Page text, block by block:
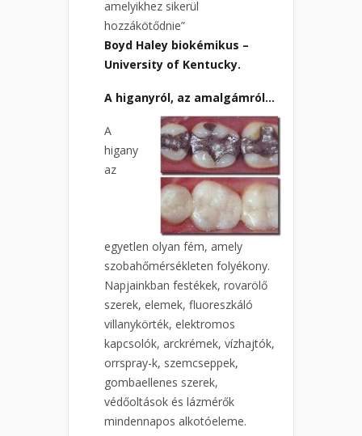
amelyikhez sikerül
hozzákötődnie”
Boyd Haley biokémikus –
University of Kentucky.
A higanyról, az amalgámról…
A
higany
az
egyetlen olyan fém, amely
szobahőmérsékleten folyékony.
Napjainkban festékek, rovarölő
szerek, elemek, fluoreszkáló
villanykörték, elektromos
kapcsolók, arckrémek, vízhajtók,
orrspray-k, szemcseppek,
gombaellenes szerek,
védőoltások és lázmérők
mindennapos alkotóeleme.